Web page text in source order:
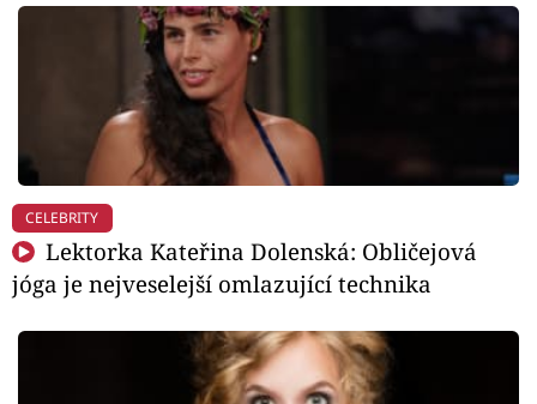
CELEBRITY
Lektorka Kateřina Dolenská: Obličejová
jóga je nejveselejší omlazující technika